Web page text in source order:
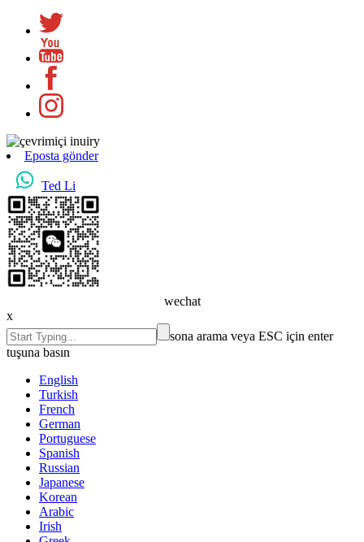
Eposta gönder
Ted Li
wechat
x
sona arama veya ESC için enter
tuşuna basın
English
Turkish
French
German
Portuguese
Spanish
Russian
Japanese
Korean
Arabic
Irish